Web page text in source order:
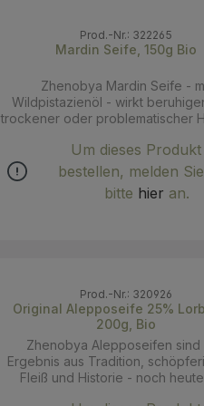
Prod.-Nr.: 322265
Mardin Seife, 150g Bio
Zhenobya Mardin Seife -
Wildpistazienöl - wirkt
trockener oder problematischer
exotische Seife mit dem Öl
Pistazien. Selbst in dem von
Olivenöl-Seifen verwöhnten
mesopotamischen Raum, gilt
bei niedriger Hitze gesiedet
anschließend in mühsamer
getrocknet wird, erhält die Seife
charakteristisch frische grüne
Verwendung erlesener Öle
einem der ältesten
Um dieses
bestellen, melden
bitte hier an.
Prod.-Nr.: 320926
Original Alepposeife 25% Lorbeeröl
200g, Bio
Zhenobya Alepposeifen sind
Ergebnis aus Tradition,
Fleiß und Historie - noch